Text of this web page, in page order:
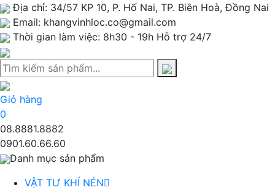
Địa chỉ: 34/57 KP 10, P. Hố Nai, TP. Biên Hoà, Đồng Nai
Email: khangvinhloc.co@gmail.com
Thời gian làm việc: 8h30 - 19h Hỗ trợ 24/7
Giỏ hàng
0
08.8881.8882
0901.60.66.60
Danh mục sản phẩm
VẬT TƯ KHÍ NÉN